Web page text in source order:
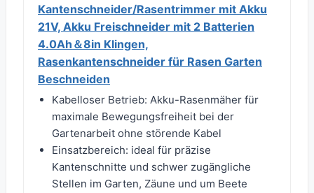
Kantenschneider/Rasentrimmer mit Akku
21V, Akku Freischneider mit 2 Batterien
4.0Ah＆8in Klingen,
Rasenkantenschneider für Rasen Garten
Beschneiden
Kabelloser Betrieb: Akku-Rasenmäher für
maximale Bewegungsfreiheit bei der
Gartenarbeit ohne störende Kabel
Einsatzbereich: ideal für präzise
Kantenschnitte und schwer zugängliche
Stellen im Garten, Zäune und um Beete